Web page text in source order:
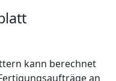
kann berechnet
an